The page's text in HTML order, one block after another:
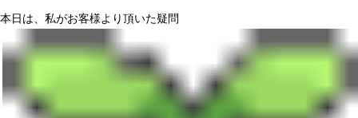
本日は、私がお客様より頂いた疑問